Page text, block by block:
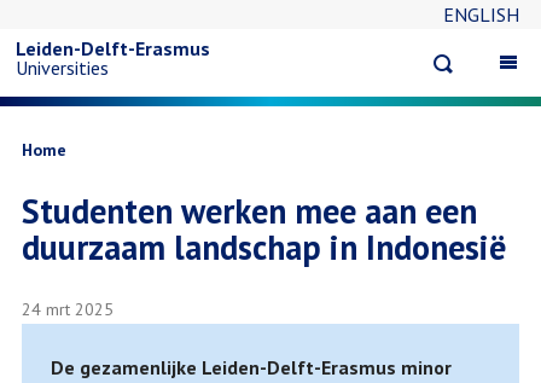
naar
inhoud
gaan
ENGLISH
search
Leiden-Delft-Erasmus
Universities
Kruimelpad
Home
Studenten werken mee aan een
duurzaam landschap in Indonesië
24 mrt 2025
De gezamenlijke Leiden-Delft-Erasmus minor